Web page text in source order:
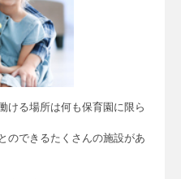
ける場所は何も保育園に限ら
のできるたくさんの施設があ